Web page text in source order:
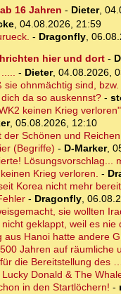
16 Jahren - Dieter,
, 04.08.2026, 21:59
- Dragonfly,
hier und dort-
- Dieter, 04.08.2026,
sie ohnmächtig sind,
da so auskennst?-
keinen Krieg
, 05.08.2026, 12:10
der Schönen und
(Begriffe) - D-Marker,
Lösungsvorschlag...
Krieg verloren. -
Korea nicht mehr
- Dragonfly,
sie wollten
geklappt, weil es
aus Hanoi hatte andere
Jahren auf räumliche
die Bereitstellung des …
Donald & The
in den Startlöchern! -